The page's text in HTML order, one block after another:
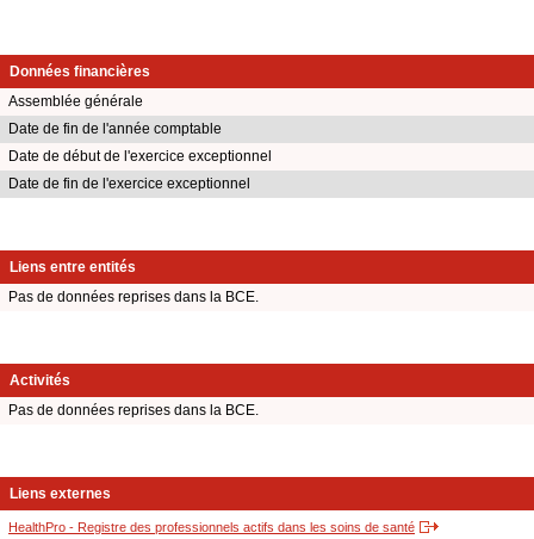
Données financières
Assemblée générale
Date de fin de l'année comptable
Date de début de l'exercice exceptionnel
Date de fin de l'exercice exceptionnel
Liens entre entités
Pas de données reprises dans la BCE.
Activités
Pas de données reprises dans la BCE.
Liens externes
HealthPro - Registre des professionnels actifs dans les soins de santé